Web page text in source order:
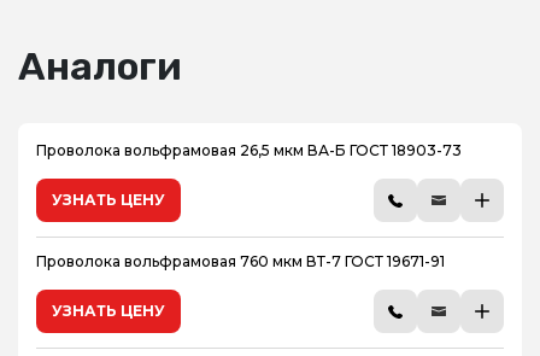
Аналоги
Проволока вольфрамовая 26,5 мкм ВА-Б ГОСТ 18903-73
УЗНАТЬ ЦЕНУ
Проволока вольфрамовая 760 мкм ВТ-7 ГОСТ 19671-91
УЗНАТЬ ЦЕНУ